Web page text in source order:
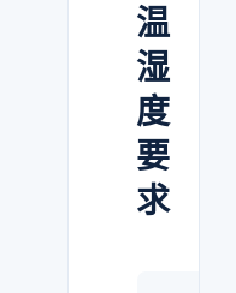
温
湿
度
要
求